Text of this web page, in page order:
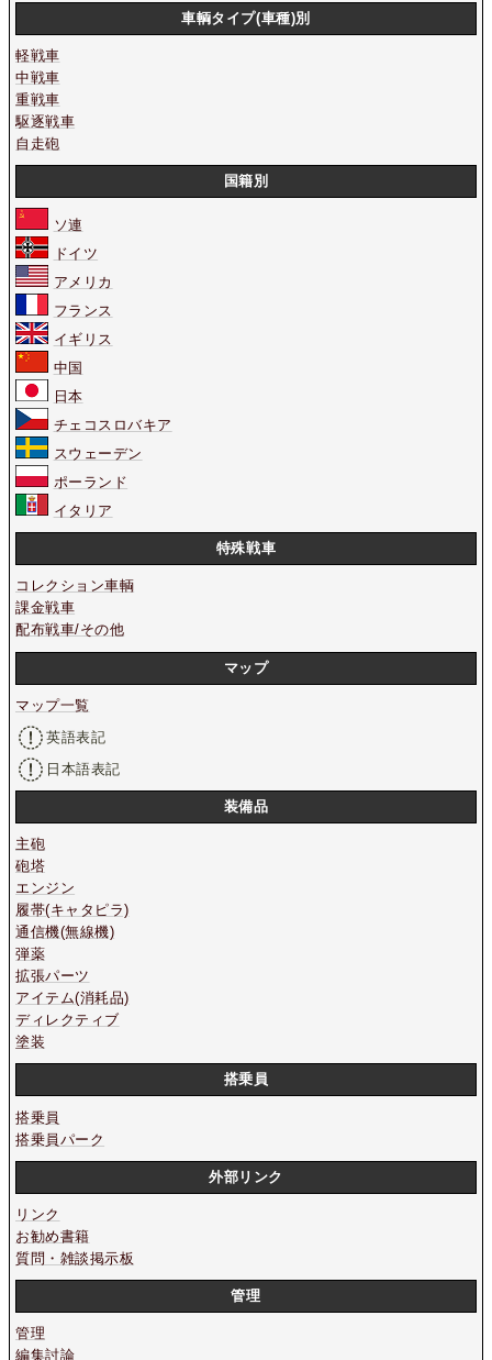
車輌タイプ(車種)別
軽戦車
中戦車
重戦車
駆逐戦車
自走砲
国籍別
ソ連
ドイツ
アメリカ
フランス
イギリス
中国
日本
チェコスロバキア
スウェーデン
ポーランド
イタリア
特殊戦車
コレクション車輌
課金戦車
配布戦車/その他
マップ
マップ一覧
英語表記
日本語表記
装備品
主砲
砲塔
エンジン
履帯(キャタピラ)
通信機(無線機)
弾薬
拡張パーツ
アイテム(消耗品)
ディレクティブ
塗装
搭乗員
搭乗員
搭乗員パーク
外部リンク
リンク
お勧め書籍
質問・雑談掲示板
管理
管理
編集討論